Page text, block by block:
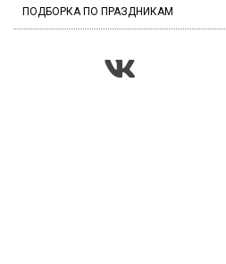
ПОДБОРКА ПО ПРАЗДНИКАМ